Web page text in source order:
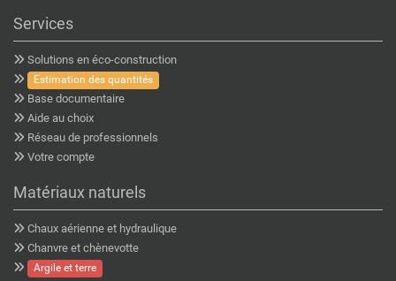
Services
Solutions en éco-construction
Estimation des quantités
Base documentaire
Aide au choix
Réseau de professionnels
Votre compte
Matériaux naturels
Chaux aérienne et hydraulique
Chanvre et chènevotte
Argile et terre